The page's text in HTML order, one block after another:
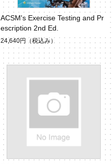
ACSM's Exercise Testing and Pr
escription 2nd Ed.
24,640円 （税込み）